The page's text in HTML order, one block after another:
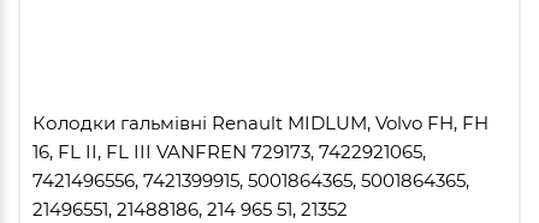
Колодки гальмівні Renault MIDLUM, Volvo FH, FH
16, FL II, FL III VANFREN 729173, 7422921065,
7421496556, 7421399915, 5001864365, 5001864365,
21496551, 21488186, 214 965 51, 21352